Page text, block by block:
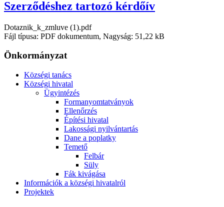
Szerződéshez tartozó kérdőív
Dotaznik_k_zmluve (1).pdf
Fájl típusa: PDF dokumentum, Nagyság: 51,22 kB
Önkormányzat
Községi tanács
Községi hivatal
Ügyintézés
Formanyomtatványok
Ellenőrzés
Építési hivatal
Lakossági nyilvántartás
Dane a poplatky
Temető
Felbár
Süly
Fák kivágása
Információk a községi hivatalról
Projektek